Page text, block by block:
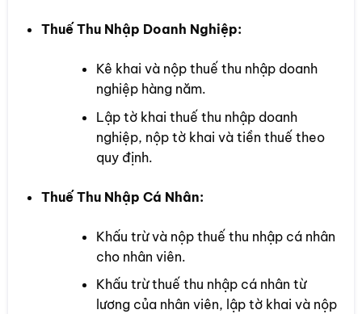
Thuế Thu Nhập Doanh Nghiệp:
Kê khai và nộp thuế thu nhập doanh
nghiệp hàng năm.
Lập tờ khai thuế thu nhập doanh
nghiệp, nộp tờ khai và tiền thuế theo
quy định.
Thuế Thu Nhập Cá Nhân:
Khấu trừ và nộp thuế thu nhập cá nhân
cho nhân viên.
Khấu trừ thuế thu nhập cá nhân từ
lương của nhân viên, lập tờ khai và nộp